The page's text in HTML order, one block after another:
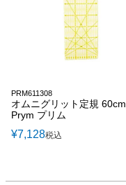
PRM611308
オムニグリット定規 60cm
Prym プリム
¥7,128税込